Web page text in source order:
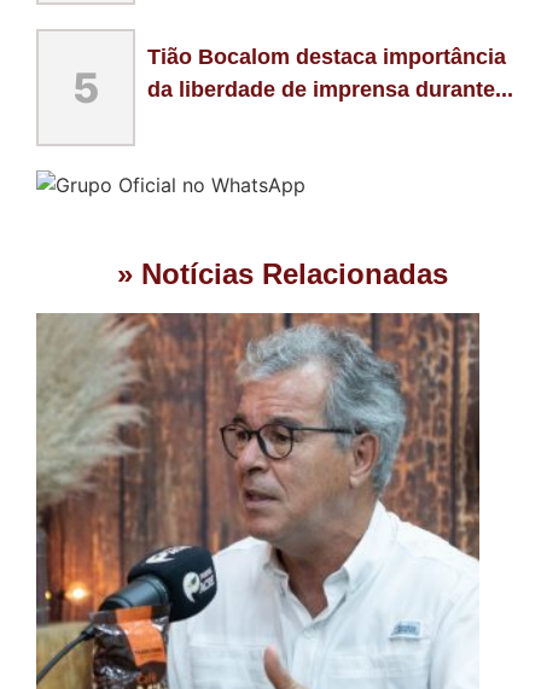
5
Tião Bocalom destaca importância
da liberdade de imprensa durante...
» Notícias Relacionadas